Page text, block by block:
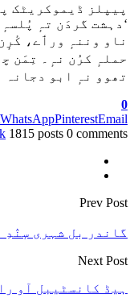
پیپلز ڈیموکریٹک
‘دہشت گردَن تہٕ
ناو وننہٕ ورٲے،
حملہٕ کرُن نہٕ۔ تِمَن
تھوو نہٕ ابو دجانہ
0
WhatsAppPinterestEmail
1815 posts 0 comments
Prev Post
گاندر بل شہری
Next Post
ہیڈ کانسٹیبل آو